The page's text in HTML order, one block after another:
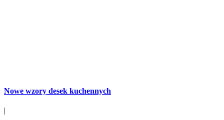
Nowe wzory desek kuchennych
|